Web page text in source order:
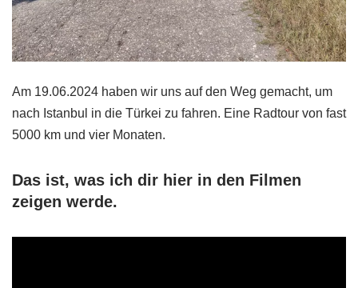
Am 19.06.2024 haben wir uns auf den Weg gemacht, um
nach Istanbul in die Türkei zu fahren. Eine Radtour von fast
5000 km und vier Monaten.
Das ist, was ich dir hier in den Filmen
zeigen werde.